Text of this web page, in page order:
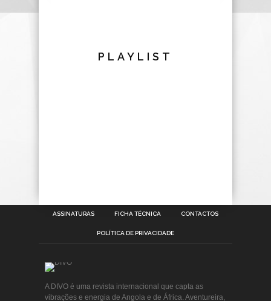
PLAYLIST
ASSINATURAS FICHA TÉCNICA CONTACTOS
POLÍTICA DE PRIVACIDADE
A DIVO é uma revista internacional que capta as
vibrações e energia de Angola e de África. Aventureira,